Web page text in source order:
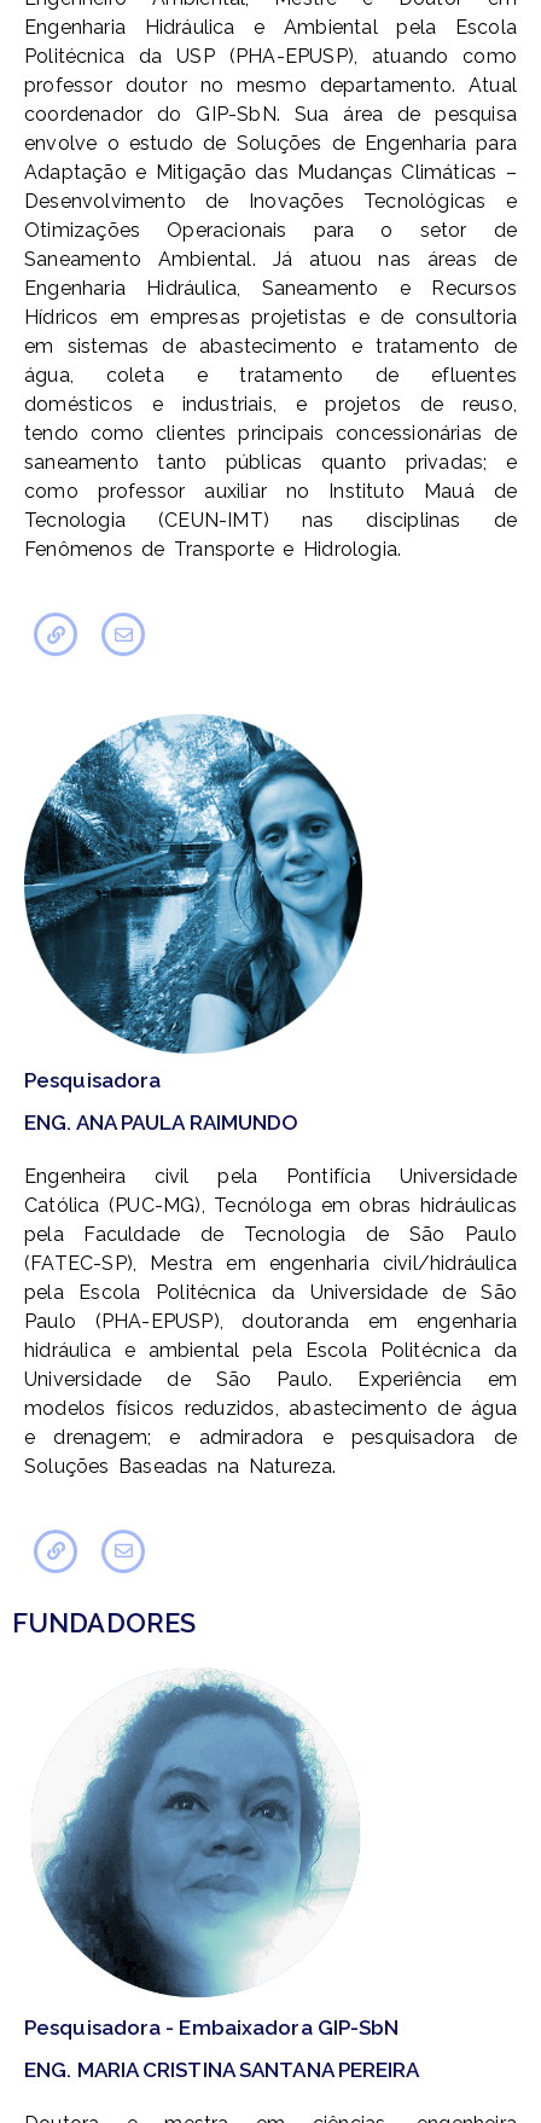
Engenharia Hidráulica e Ambiental pela Escola
Politécnica da USP (PHA-EPUSP), atuando como
professor doutor no mesmo departamento. Atual
coordenador do GIP-SbN. Sua área de pesquisa
envolve o estudo de Soluções de Engenharia para
Adaptação e Mitigação das Mudanças Climáticas –
Desenvolvimento de Inovações Tecnológicas e
Otimizações Operacionais para o setor de
Saneamento Ambiental. Já atuou nas áreas de
Engenharia Hidráulica, Saneamento e Recursos
Hídricos em empresas projetistas e de consultoria
em sistemas de abastecimento e tratamento de
água, coleta e tratamento de efluentes
domésticos e industriais, e projetos de reuso,
tendo como clientes principais concessionárias de
saneamento tanto públicas quanto privadas; e
como professor auxiliar no Instituto Mauá de
Tecnologia (CEUN-IMT) nas disciplinas de
Fenômenos de Transporte e Hidrologia.
Pesquisadora
ENG. ANA PAULA RAIMUNDO
Engenheira civil pela Pontifícia Universidade
Católica (PUC-MG), Tecnóloga em obras hidráulicas
pela Faculdade de Tecnologia de São Paulo
(FATEC-SP), Mestra em engenharia civil/hidráulica
pela Escola Politécnica da Universidade de São
Paulo (PHA-EPUSP), doutoranda em engenharia
hidráulica e ambiental pela Escola Politécnica da
Universidade de São Paulo. Experiência em
modelos físicos reduzidos, abastecimento de água
e drenagem; e admiradora e pesquisadora de
Soluções Baseadas na Natureza.
FUNDADORES
Pesquisadora - Embaixadora GIP-SbN
ENG. MARIA CRISTINA SANTANA PEREIRA